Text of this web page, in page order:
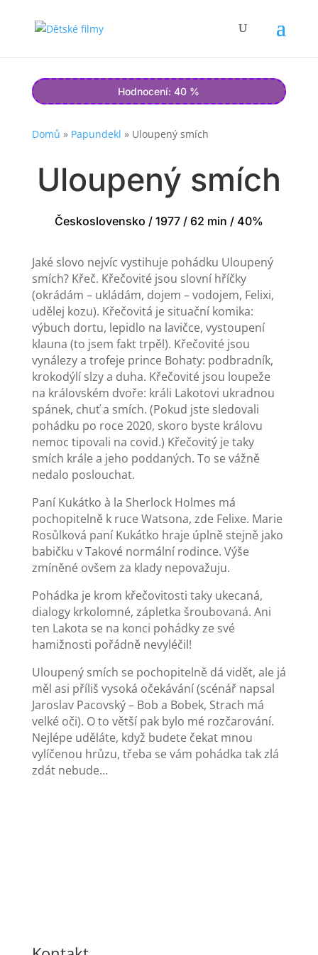
Hodnocení: 40 %
Domů » Papundekl » Uloupený smích
Uloupený smích
Československo / 1977 / 62 min / 40%
Jaké slovo nejvíc vystihuje pohádku Uloupený
smích? Křeč. Křečovité jsou slovní hříčky
(okrádám – ukládám, dojem – vodojem, Felixi,
udělej kozu). Křečovitá je situační komika:
výbuch dortu, lepidlo na lavičce, vystoupení
klauna (to jsem fakt trpěl). Křečovité jsou
vynálezy a trofeje prince Bohaty: podbradník,
krokodýlí slzy a duha. Křečovité jsou loupeže
na královském dvoře: králi Lakotovi ukradnou
spánek, chuť a smích. (Pokud jste sledovali
pohádku po roce 2020, skoro byste královu
nemoc tipovali na covid.) Křečovitý je taky
smích krále a jeho poddaných. To se vážně
nedalo poslouchat.
Paní Kukátko à la Sherlock Holmes má
pochopitelně k ruce Watsona, zde Felixe. Marie
Rosůlková paní Kukátko hraje úplně stejně jako
babičku v Takové normální rodince. Výše
zmíněné ovšem za klady nepovažuju.
Pohádka je krom křečovitosti taky ukecaná,
dialogy krkolomné, zápletka šroubovaná. Ani
ten Lakota se na konci pohádky ze své
hamižnosti pořádně nevyléčil!
Uloupený smích se pochopitelně dá vidět, ale já
měl asi příliš vysoká očekávání (scénář napsal
Jaroslav Pacovský – Bob a Bobek, Strach má
velké oči). O to větší pak bylo mé rozčarování.
Nejlépe uděláte, když budete čekat mnou
vylíčenou hrůzu, třeba se vám pohádka tak zlá
zdát nebude…